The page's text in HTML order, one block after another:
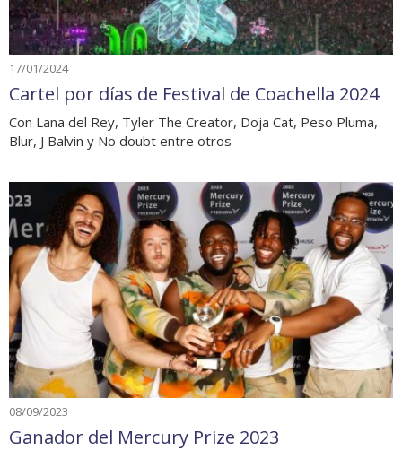
17/01/2024
Cartel por días de Festival de Coachella 2024
Con Lana del Rey, Tyler The Creator, Doja Cat, Peso Pluma,
Blur, J Balvin y No doubt entre otros
08/09/2023
Ganador del Mercury Prize 2023